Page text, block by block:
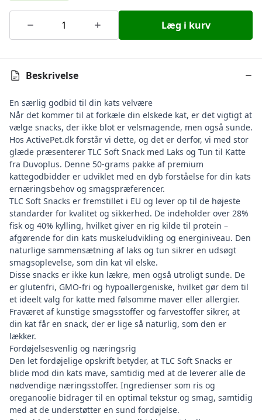
Læg i kurv
Beskrivelse
En særlig godbid til din kats velvære
Når det kommer til at forkæle din elskede kat, er det vigtigt at
vælge snacks, der ikke blot er velsmagende, men også sunde.
Hos ActivePet.dk forstår vi dette, og det er derfor, vi med stor
glæde præsenterer TLC Soft Snack med Laks og Tun til Katte
fra Duvoplus. Denne 50-grams pakke af premium
kattegodbidder er udviklet med en dyb forståelse for din kats
ernæringsbehov og smagspræferencer.
TLC Soft Snacks er fremstillet i EU og lever op til de højeste
standarder for kvalitet og sikkerhed. De indeholder over 28%
fisk og 40% kylling, hvilket giver en rig kilde til protein –
afgørende for din kats muskeludvikling og energiniveau. Den
naturlige sammensætning af laks og tun sikrer en udsøgt
smagsoplevelse, som din kat vil elske.
Disse snacks er ikke kun lækre, men også utroligt sunde. De
er glutenfri, GMO-fri og hypoallergeniske, hvilket gør dem til
et ideelt valg for katte med følsomme maver eller allergier.
Fraværet af kunstige smagsstoffer og farvestoffer sikrer, at
din kat får en snack, der er lige så naturlig, som den er
lækker.
Fordøjelsesvenlig og næringsrig
Den let fordøjelige opskrift betyder, at TLC Soft Snacks er
blide mod din kats mave, samtidig med at de leverer alle de
nødvendige næringsstoffer. Ingredienser som ris og
oreganoolie bidrager til en optimal tekstur og smag, samtidig
med at de understøtter en sund fordøjelse.